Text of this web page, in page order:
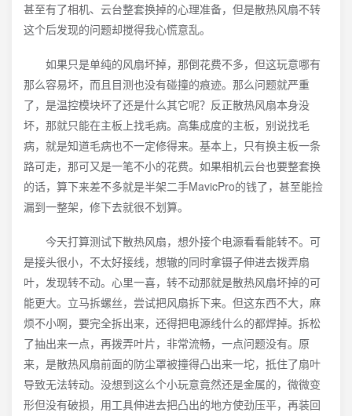
甚至有了相机、云台整套换掉的心理准备，但是散热风扇不转
这个后发现的问题却搅得我心慌意乱。
如果只是单纯的风扇坏掉，那倒花费不多，但这玩意哪有
那么容易坏，而且目测也没有碰撞的痕迹。那么问题就严重
了，是温控模块坏了还是什么其它呢？反正散热风扇本身没
坏，那就只能在主板上找毛病。高集成度的主板，别说找毛
病，就是知道毛病也不一定修得来。基本上，只有换主板一条
路可走，那可又是一笔不小的花费。如果相机云台也要整套换
的话，算下来差不多就是半架二手MavicPro的钱了，甚至能捡
漏到一整架，修下去就很不划算。
今天打算测试下散热风扇，想外接个电源看看能转不。可
是接头很小，不太好接线，想辙的同时拿镊子伸进去拨弄扇
叶，发现转不动。心里一喜，转不动那就是散热风扇坏掉的可
能更大。立马拆螺丝，尝试把风扇拆下来。但这东西不大，麻
烦不小啊，要完全拆出来，还得把电源线什么的都焊掉。拆松
了抽出来一点，再拨弄叶片，非常流畅，一点问题没有。原
来，是散热风扇前面的防尘罩被撞得凸出来一坨，抵住了扇叶
导致无法转动。没想到这么个小玩意竟然还是金属的，微微变
形但没有破损，用工具伸进去把凸出的地方使劲压平，再装回